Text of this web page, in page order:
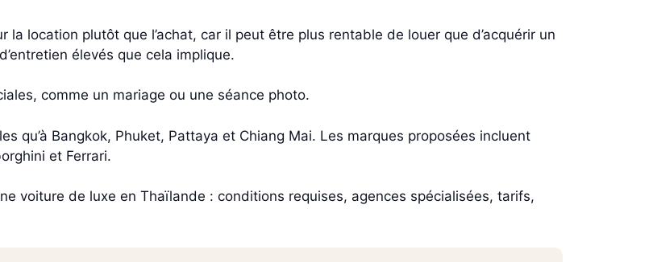
location plutôt que l’achat, car il peut être plus rentable de louer que d’acquérir un
élevés que cela implique.
comme un mariage ou une séance photo.
qu’à Bangkok, Phuket, Pattaya et Chiang Mai. Les marques proposées incluent
et Ferrari.
voiture de luxe en Thaïlande : conditions requises, agences spécialisées, tarifs,